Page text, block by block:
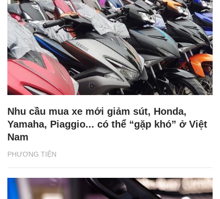
PHƯƠNG TIỆN
Nhu cầu mua xe mới giảm sút, Honda,
Yamaha, Piaggio... có thể “gặp khó” ở Việt
Nam